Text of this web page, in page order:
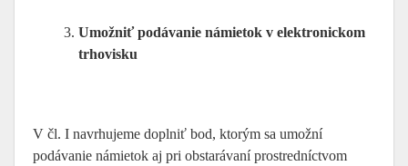
Umožniť podávanie námietok v elektronickom
trhovisku
V čl. I navrhujeme doplniť bod, ktorým sa umožní
podávanie námietok aj pri obstarávaní prostredníctvom